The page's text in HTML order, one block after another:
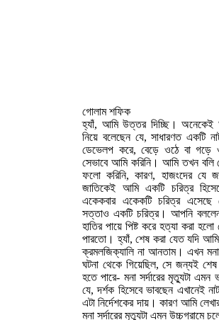
গোলাম শফিক
হ্যাঁ, আমি উত্তর দিচ্ছি। অনেকেই
নিয়ে বলেছেন যে, সাধারণত একটি
ডেভেলপ করে, বেড়ে ওঠে বা গড়ে
সেভাবে আমি করিনি। আমি তখন বলি
ফলো করিনি, কারণ, হাজংদের যে
জাতিকেই আমি একটি চরিত্র
একেকবার একেকটি চরিত্র
সত্তাও একটি চরিত্র। আপনি বললেন
হাতির পায়ে পিষ্ট করে হত্যা করা
পারতো। হ্যাঁ, শেষ করা যেত যদি
ক্রমলজিক্যালি না আনতাম। এখন
ঘটনা থেকে গিয়েছিল, সে জন্যই
হতে পারে- মনা সর্দারের মৃত্যুটা এমন
যে, দর্শক হিসেবে ভাবছেন এখানেই
এটা নির্দেশকের দায়। কারণ আমি
মনা সর্দারের মৃত্যুটা এমন উচ্চগ্রামে